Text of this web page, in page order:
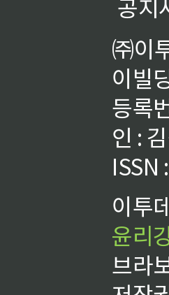
공지
㈜이
이빌
등록
인 :
ISSN
이투
윤리
브라